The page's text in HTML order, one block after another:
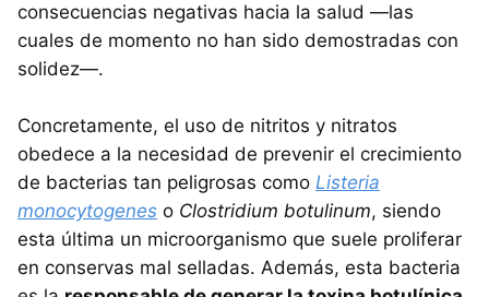
consecuencias negativas hacia la salud —las
cuales de momento no han sido demostradas con
solidez—.
Concretamente, el uso de nitritos y nitratos
obedece a la necesidad de prevenir el crecimiento
de bacterias tan peligrosas como Listeria
monocytogenes o Clostridium botulinum, siendo
esta última un microorganismo que suele proliferar
en conservas mal selladas. Además, esta bacteria